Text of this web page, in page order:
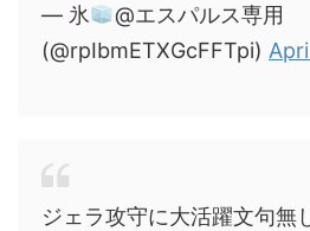
— 氷
@エスパルス専用
(@rpIbmETXGcFFTpi)
ジェラ攻守に大活躍文句無